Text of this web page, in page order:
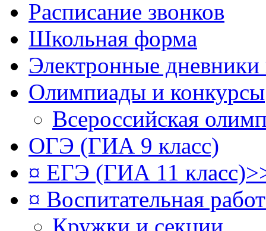
Расписание звонков
Школьная форма
Электронные
Олимпиады и конкурсы
Всероссийская
ОГЭ (ГИА 9 класс)
¤ ЕГЭ (ГИА 11
¤ Воспитательная
Кружки и секции